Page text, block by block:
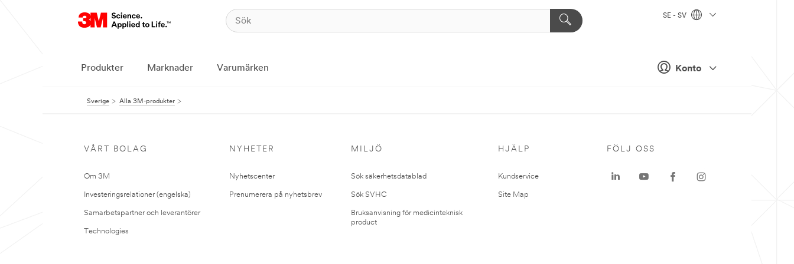
Konto
SE - SV
Produkter Marknader Varumärken
Sverige Alla 3M-produkter
VÅRT BOLAG
Om 3M
Investeringsrelationer (engelska)
Samarbetspartner och leverantörer
Technologies
NYHETER
Nyhetscenter
Prenumerera på nyhetsbrev
MILJÖ
Sök säkerhetsdatablad
Sök SVHC
Bruksanvisning för medicinteknisk
product
HJÄLP
Kundservice
Site Map
FÖLJ OSS